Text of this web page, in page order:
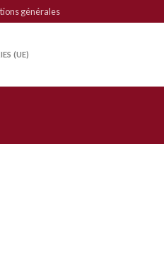
générales
(UE)